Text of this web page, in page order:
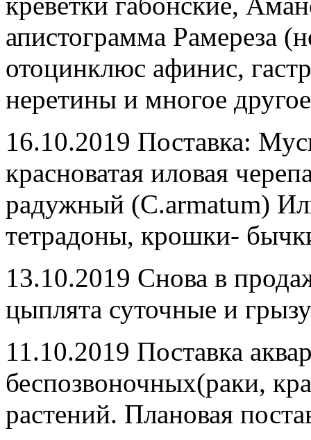
апистограмма Рамереза
отоцинклюс афинис,
неретины и многое
16.10.2019 Поставка:
красноватая иловая
радужный (C.armatum)
тетрадоны, крошки-
13.10.2019 Снова в
цыплята суточные и
11.10.2019 Поставка
беспозвоночных(раки,
растений. Плановая